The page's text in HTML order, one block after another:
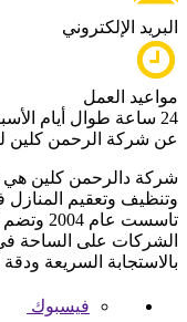
البريد الإلكتروني
مواعيد العمل
24 ساعة طوال أيام الأسبوع
عن شركة الرحمن كلين
شركة دالرحمن كلين
وتنظيف وتعقيم المنازل
تاسست
الشركات على الساحة في
بالاستجابة السريعة
فيسبوك